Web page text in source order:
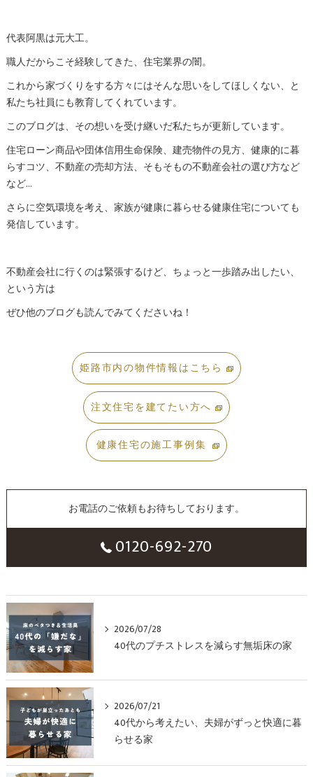
代表阿黒は元大工。
職人だからこそ経験してきた、住宅業界の闇。
これから家づくりをする方々にはそんな思いをしてほしくない、と
私たち社員にも教育してくれています。
このブログは、その想いを受け継いだ私たちが更新しています。
住宅ローン商品や団体信用生命保険、建売物件の見方、健康的に暮
らすコツ、不動産の売却方法、そもそもの不動産会社の選び方など
など…
さらに空気環境を考え、家族が健康に暮らせる健康住宅についても
発信しています。
不動産会社に行くのは緊張するけど、ちょっと一歩踏み出したい、
という方は
ぜひ他のブログも読んでみてくださいね！
姫路市内の物件情報はこちら
注文住宅を建てたい方へ
健康住宅の施工事例集
お電話のご依頼もお待ちしております。
0120-692-270
2026/07/28
40代のプチストレスを減らす無垢床の家
2026/07/21
40代から考えたい、夫婦がずっと快適に暮
らせる家